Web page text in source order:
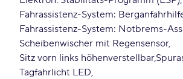
Fahrassistenz-System:
Fahrassistenz-System: Notbrems-
Scheibenwischer mit Regensensor
Sitz vorn links höhenverstellbar
Tagfahrlicht LED